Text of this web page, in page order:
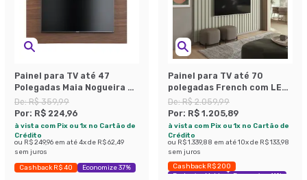
Painel para TV até 47
Polegadas Maia Nogueira e
Off White
De:R$ 359,99
Por: R$ 224,96
à vista com Pix ou 1x no Cartão de
Crédito
ou R$ 249,96 em até4x de R$ 62,49
sem juros
Cashback R$ 40 Economize 37%
Painel para TV até 70
polegadas French com LED
Off White
De:R$ 2.059,99
Por: R$ 1.205,89
à vista com Pix ou 1x no Cartão de
Crédito
ou R$ 1.339,88 em até10x de R$ 133,98
sem juros
Cashback R$ 200
Exclusivo Mobly
Economize 41%